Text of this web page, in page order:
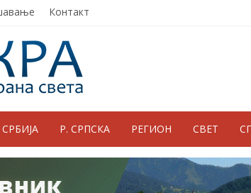
Контакт
СРБИЈА Р. СРПСКА РЕГИОН СВЕТ